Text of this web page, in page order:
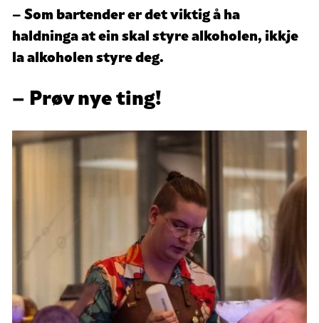
– Som bartender er det viktig å ha
haldninga at ein skal styre alkoholen, ikkje
la alkoholen styre deg.
– Prøv nye ting!